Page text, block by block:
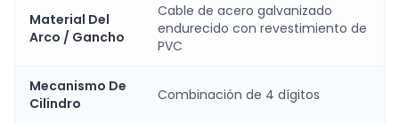
Material Del
Arco / Gancho
Cable de acero galvanizado
endurecido con revestimiento de
PVC
Mecanismo De
Cilindro
Combinación de 4 dígitos